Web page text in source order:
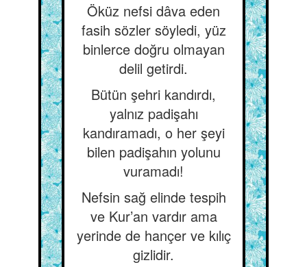
Öküz nefsi dâva eden
fasih sözler söyledi, yüz
binlerce doğru olmayan
delil getirdi.
Bütün şehri kandırdı,
yalnız padişahı
kandıramadı, o her şeyi
bilen padişahın yolunu
vuramadı!
Nefsin sağ elinde tespih
ve Kur’an vardır ama
yerinde de hançer ve kılıç
gizlidir.